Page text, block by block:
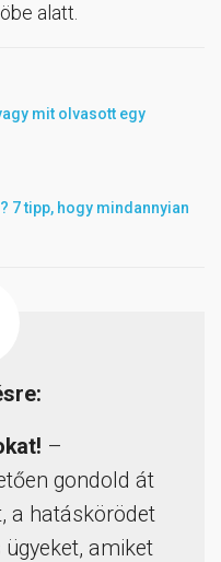
alatt.
mit olvasott egy
7 tipp, hogy mindannyian
–
gondold át
a hatáskörödet
amiket